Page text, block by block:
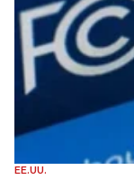
EE.UU.